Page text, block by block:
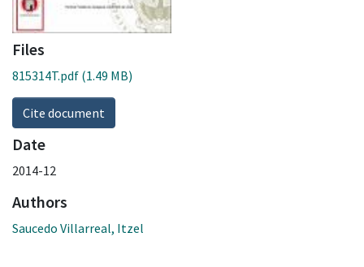
Files
815314T.pdf (1.49 MB)
Cite document
Date
2014-12
Authors
Saucedo Villarreal, Itzel